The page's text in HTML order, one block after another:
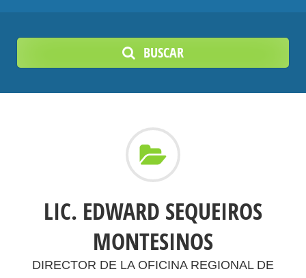
BUSCAR
LIC. EDWARD SEQUEIROS
MONTESINOS
DIRECTOR DE LA OFICINA REGIONAL DE